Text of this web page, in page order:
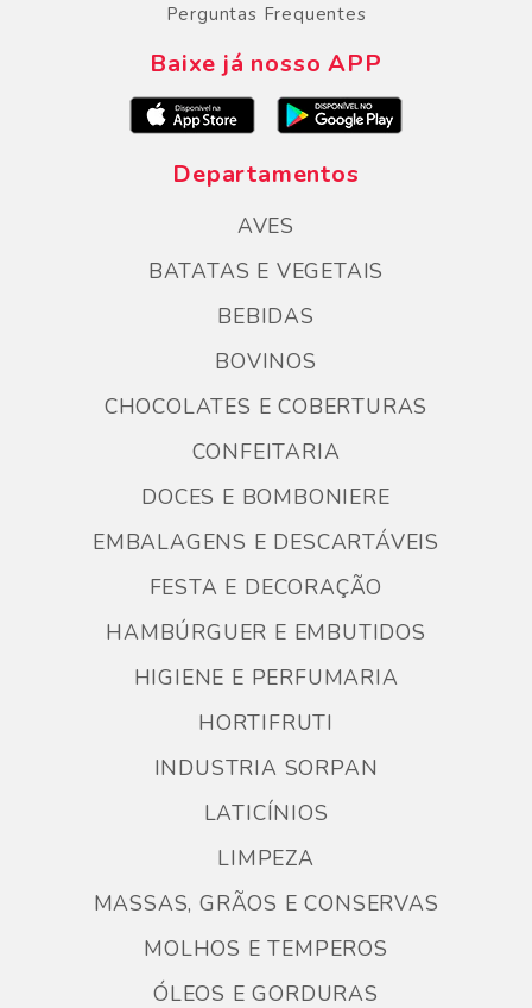
Perguntas Frequentes
Baixe já nosso APP
Departamentos
AVES
BATATAS E VEGETAIS
BEBIDAS
BOVINOS
CHOCOLATES E COBERTURAS
CONFEITARIA
DOCES E BOMBONIERE
EMBALAGENS E DESCARTÁVEIS
FESTA E DECORAÇÃO
HAMBÚRGUER E EMBUTIDOS
HIGIENE E PERFUMARIA
HORTIFRUTI
INDUSTRIA SORPAN
LATICÍNIOS
LIMPEZA
MASSAS, GRÃOS E CONSERVAS
MOLHOS E TEMPEROS
ÓLEOS E GORDURAS